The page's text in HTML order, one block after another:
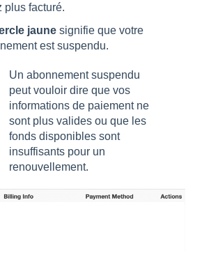
plus facturé.
jaune signifie que votre
est suspendu.
Un abonnement suspendu
peut vouloir dire que vos
informations de paiement ne
sont plus valides ou que les
fonds disponibles sont
insuffisants pour un
renouvellement.